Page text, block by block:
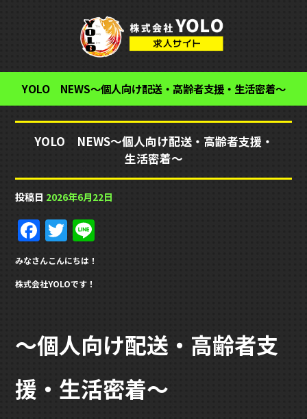
YOLO NEWS～個人向け配送・高齢者支援・生活密着～
YOLO NEWS～個人向け配送・高齢者支援・
生活密着～
投稿日 2026年6月22日
F
a
c
e
o
o
k
T
w
it
te
みなさんこんにちは！
株式会社YOLOです！
～個人向け配送・高齢者支
援・生活密着～